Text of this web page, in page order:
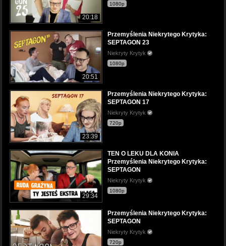
20:18
1080p
20:51
Przemyślenia Niekrytego Krytyka:
SEPTAGON 23
Niekryty Krytyk
1080p
23:39
Przemyślenia Niekrytego Krytyka:
SEPTAGON 17
Niekryty Krytyk
720p
29:34
TEN O LEKU DLA KONIA
Przemyślenia Niekrytego Krytyka:
SEPTAGON
Niekryty Krytyk
1080p
Przemyślenia Niekrytego Krytyka:
SEPTAGON
Niekryty Krytyk
720p